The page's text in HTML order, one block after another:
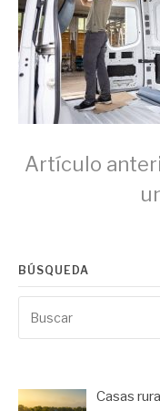
Artículo
BÚSQUEDA
por:
Casas